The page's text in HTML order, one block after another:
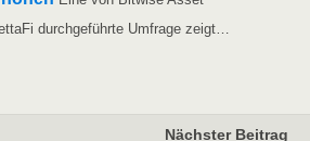
durch­ge­führ­te Umfra­ge zeigt…
Nächster Beitrag